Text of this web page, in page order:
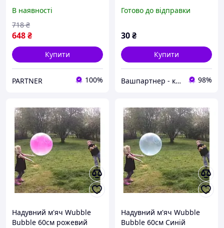
В наявності
648₴
718 ₴
Купити
PARTNER 100%
одностікерний, в
Готово до відправки
30₴
Купити
Вашпартнер - канцтовари, іграшки та дитяча книга, побутова хімія 98%
Надувний м'яч Wubble
Bubble 60см рожевий
Надувний м'яч Wubble
Bubble 60см Синій